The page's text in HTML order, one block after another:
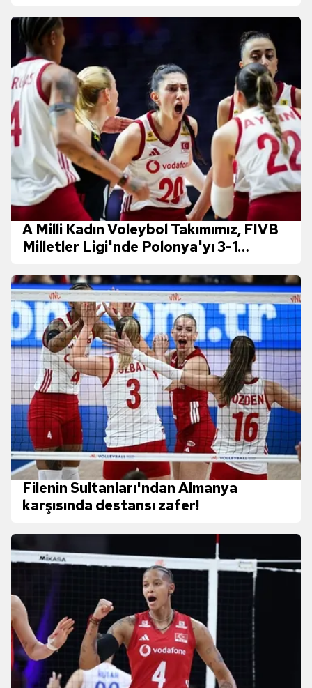
A Milli Kadın Voleybol Takımımız, FIVB
Milletler Ligi'nde Polonya'yı 3-1
Filenin Sultanları'ndan Almanya
karşısında destansı zafer!